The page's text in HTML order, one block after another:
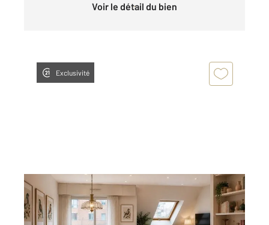
Voir le détail du bien
Exclusivité
VANNES 56
62,30 m2, 3 pièces
Ref : 3606